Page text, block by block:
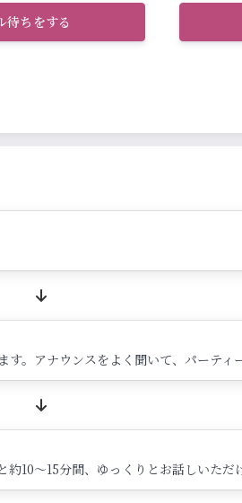
待ちをする
。アナウンスをよく聞いて、パーティ
10～15分間、ゆっくりとお話しいただ